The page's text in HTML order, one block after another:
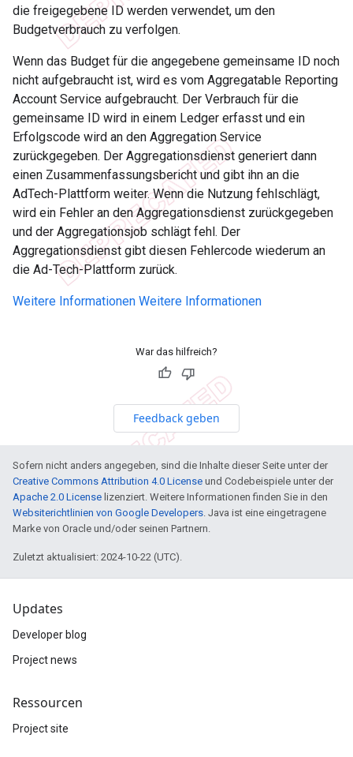
die freigegebene ID werden verwendet, um den
Budgetverbrauch zu verfolgen.
Wenn das Budget für die angegebene gemeinsame ID noch
nicht aufgebraucht ist, wird es vom Aggregatable Reporting
Account Service aufgebraucht. Der Verbrauch für die
gemeinsame ID wird in einem Ledger erfasst und ein
Erfolgscode wird an den Aggregation Service
zurückgegeben. Der Aggregationsdienst generiert dann
einen Zusammenfassungsbericht und gibt ihn an die
AdTech-Plattform weiter. Wenn die Nutzung fehlschlägt,
wird ein Fehler an den Aggregationsdienst zurückgegeben
und der Aggregationsjob schlägt fehl. Der
Aggregationsdienst gibt diesen Fehlercode wiederum an
die Ad-Tech-Plattform zurück.
Weitere Informationen Weitere Informationen
War das hilfreich?
Feedback geben
Sofern nicht anders angegeben, sind die Inhalte dieser Seite unter der
Creative Commons Attribution 4.0 License und Codebeispiele unter der
Apache 2.0 License lizenziert. Weitere Informationen finden Sie in den
Websiterichtlinien von Google Developers . Java ist eine eingetragene
Marke von Oracle und/oder seinen Partnern.
Zuletzt aktualisiert: 2024-10-22 (UTC).
Updates
Developer blog
Project news
Ressourcen
Project site